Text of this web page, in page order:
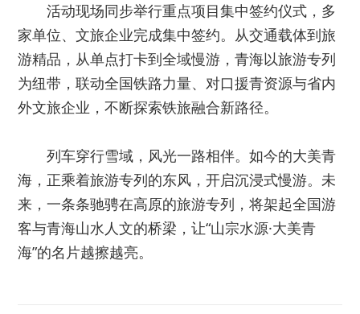
活动现场同步举行重点项目集中签约仪式，多
家单位、文旅企业完成集中签约。从交通载体到旅
游精品，从单点打卡到全域慢游，青海以旅游专列
为纽带，联动全国铁路力量、对口援青资源与省内
外文旅企业，不断探索铁旅融合新路径。
列车穿行雪域，风光一路相伴。如今的大美青
海，正乘着旅游专列的东风，开启沉浸式慢游。未
来，一条条驰骋在高原的旅游专列，将架起全国游
客与青海山水人文的桥梁，让“山宗水源·大美青
海”的名片越擦越亮。